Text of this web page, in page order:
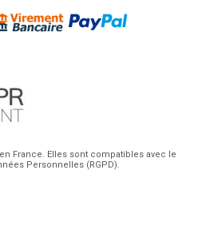
France. Elles sont compatibles avec le
Personnelles (RGPD).